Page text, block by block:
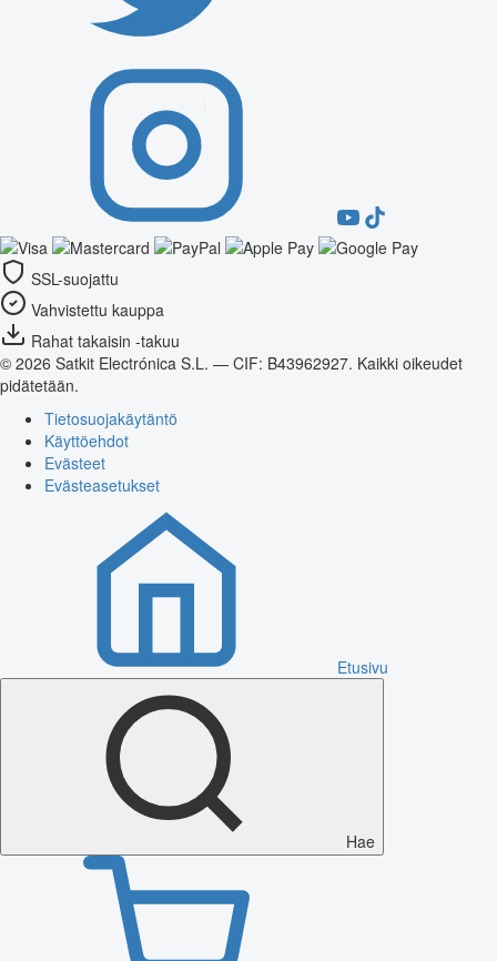
SSL-suojattu
Vahvistettu kauppa
Rahat takaisin -takuu
© 2026 Satkit Electrónica S.L. — CIF: B43962927. Kaikki oikeudet
pidätetään.
Tietosuojakäytäntö
Käyttöehdot
Evästeet
Evästeasetukset
Etusivu
Hae